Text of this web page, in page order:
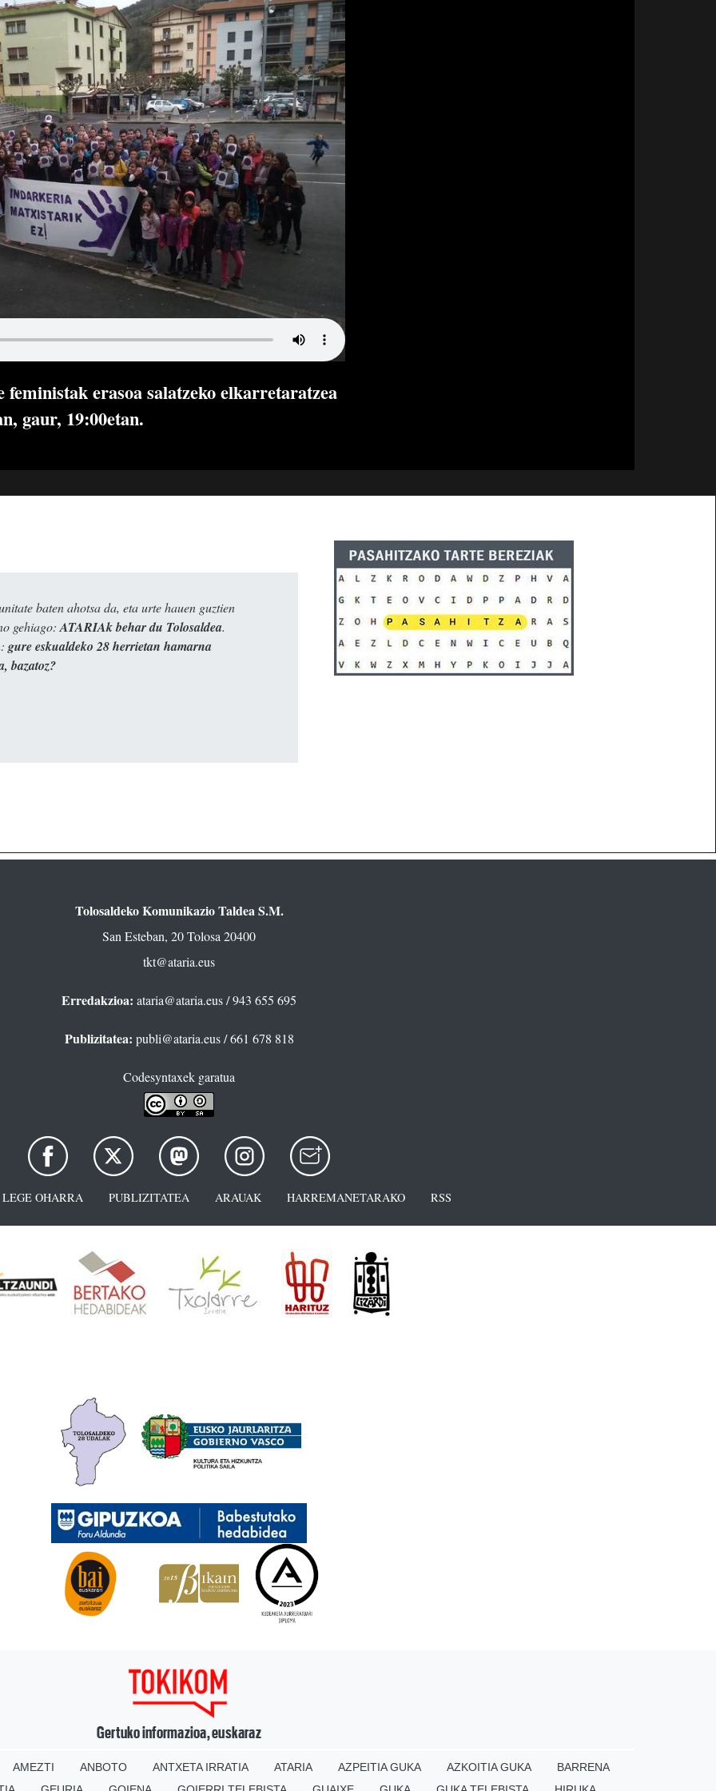
erasoa salatzeko elkarretaratzea
gaur, 19:00etan.
baten ahotsa da, eta urte hauen guztien
gehiago: ATARIAk behar du Tolosaldea.
gure eskualdeko 28 herrietan hamarna
bazatoz?
Tolosaldeko Komunikazio Taldea S.M.
San Esteban, 20 Tolosa 20400
tkt@ataria.eus
Erredakzioa: ataria@ataria.eus/ 943 655 695
Publizitatea: publi@ataria.eus/ 661 678 818
Codesyntaxek garatua
LEGE OHARRA PUBLIZITATEA ARAUAK HARREMANETARAKO RSS
Gertuko informazioa, euskaraz
AMEZTI ANBOTO ANTXETA IRRATIA ATARIA AZPEITIA GUKA AZKOITIA GUKA
BARRENA